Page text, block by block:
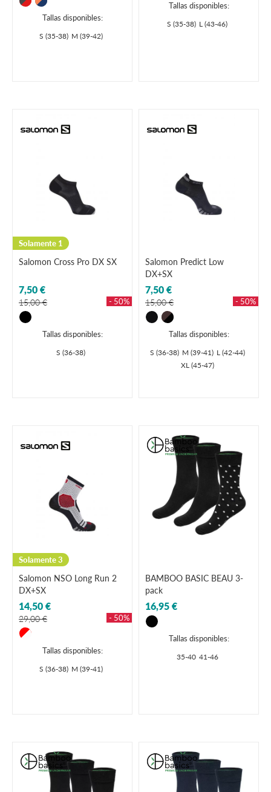
Tallas disponibles:
S (35-38) M (39-42)
Tallas disponibles:
S (35-38) L (43-46)
Solamente 1
Salomon Cross Pro DX SX
7,50 €
15,00 € - 50%
Tallas disponibles:
S (36-38)
Salomon Predict Low
DX+SX
7,50 €
15,00 € - 50%
Tallas disponibles:
S (36-38) M (39-41) L (42-44)
XL (45-47)
Solamente 3
Salomon NSO Long Run 2
DX+SX
14,50 €
29,00 € - 50%
Tallas disponibles:
S (36-38) M (39-41)
BAMBOO BASIC BEAU 3-
pack
16,95 €
Tallas disponibles:
35-40 41-46